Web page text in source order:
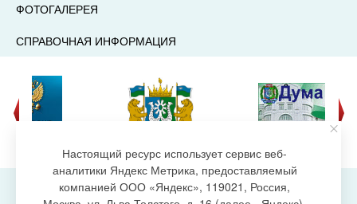
ФОТОГАЛЕРЕЯ
СПРАВОЧНАЯ ИНФОРМАЦИЯ
Настоящий ресурс использует сервис веб-
аналитики Яндекс Метрика, предоставляемый
компанией ООО «Яндекс», 119021, Россия,